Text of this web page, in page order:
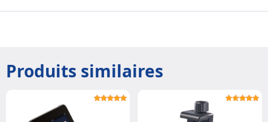
Produits similaires